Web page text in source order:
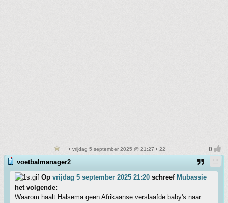
• vrijdag 5 september 2025 @ 21:27 • 22
voetbalmanager2
Op vrijdag 5 september 2025 21:20 schreef Mubassie
het volgende:
Waarom haalt Halsema geen Afrikaanse verslaafde baby's naar